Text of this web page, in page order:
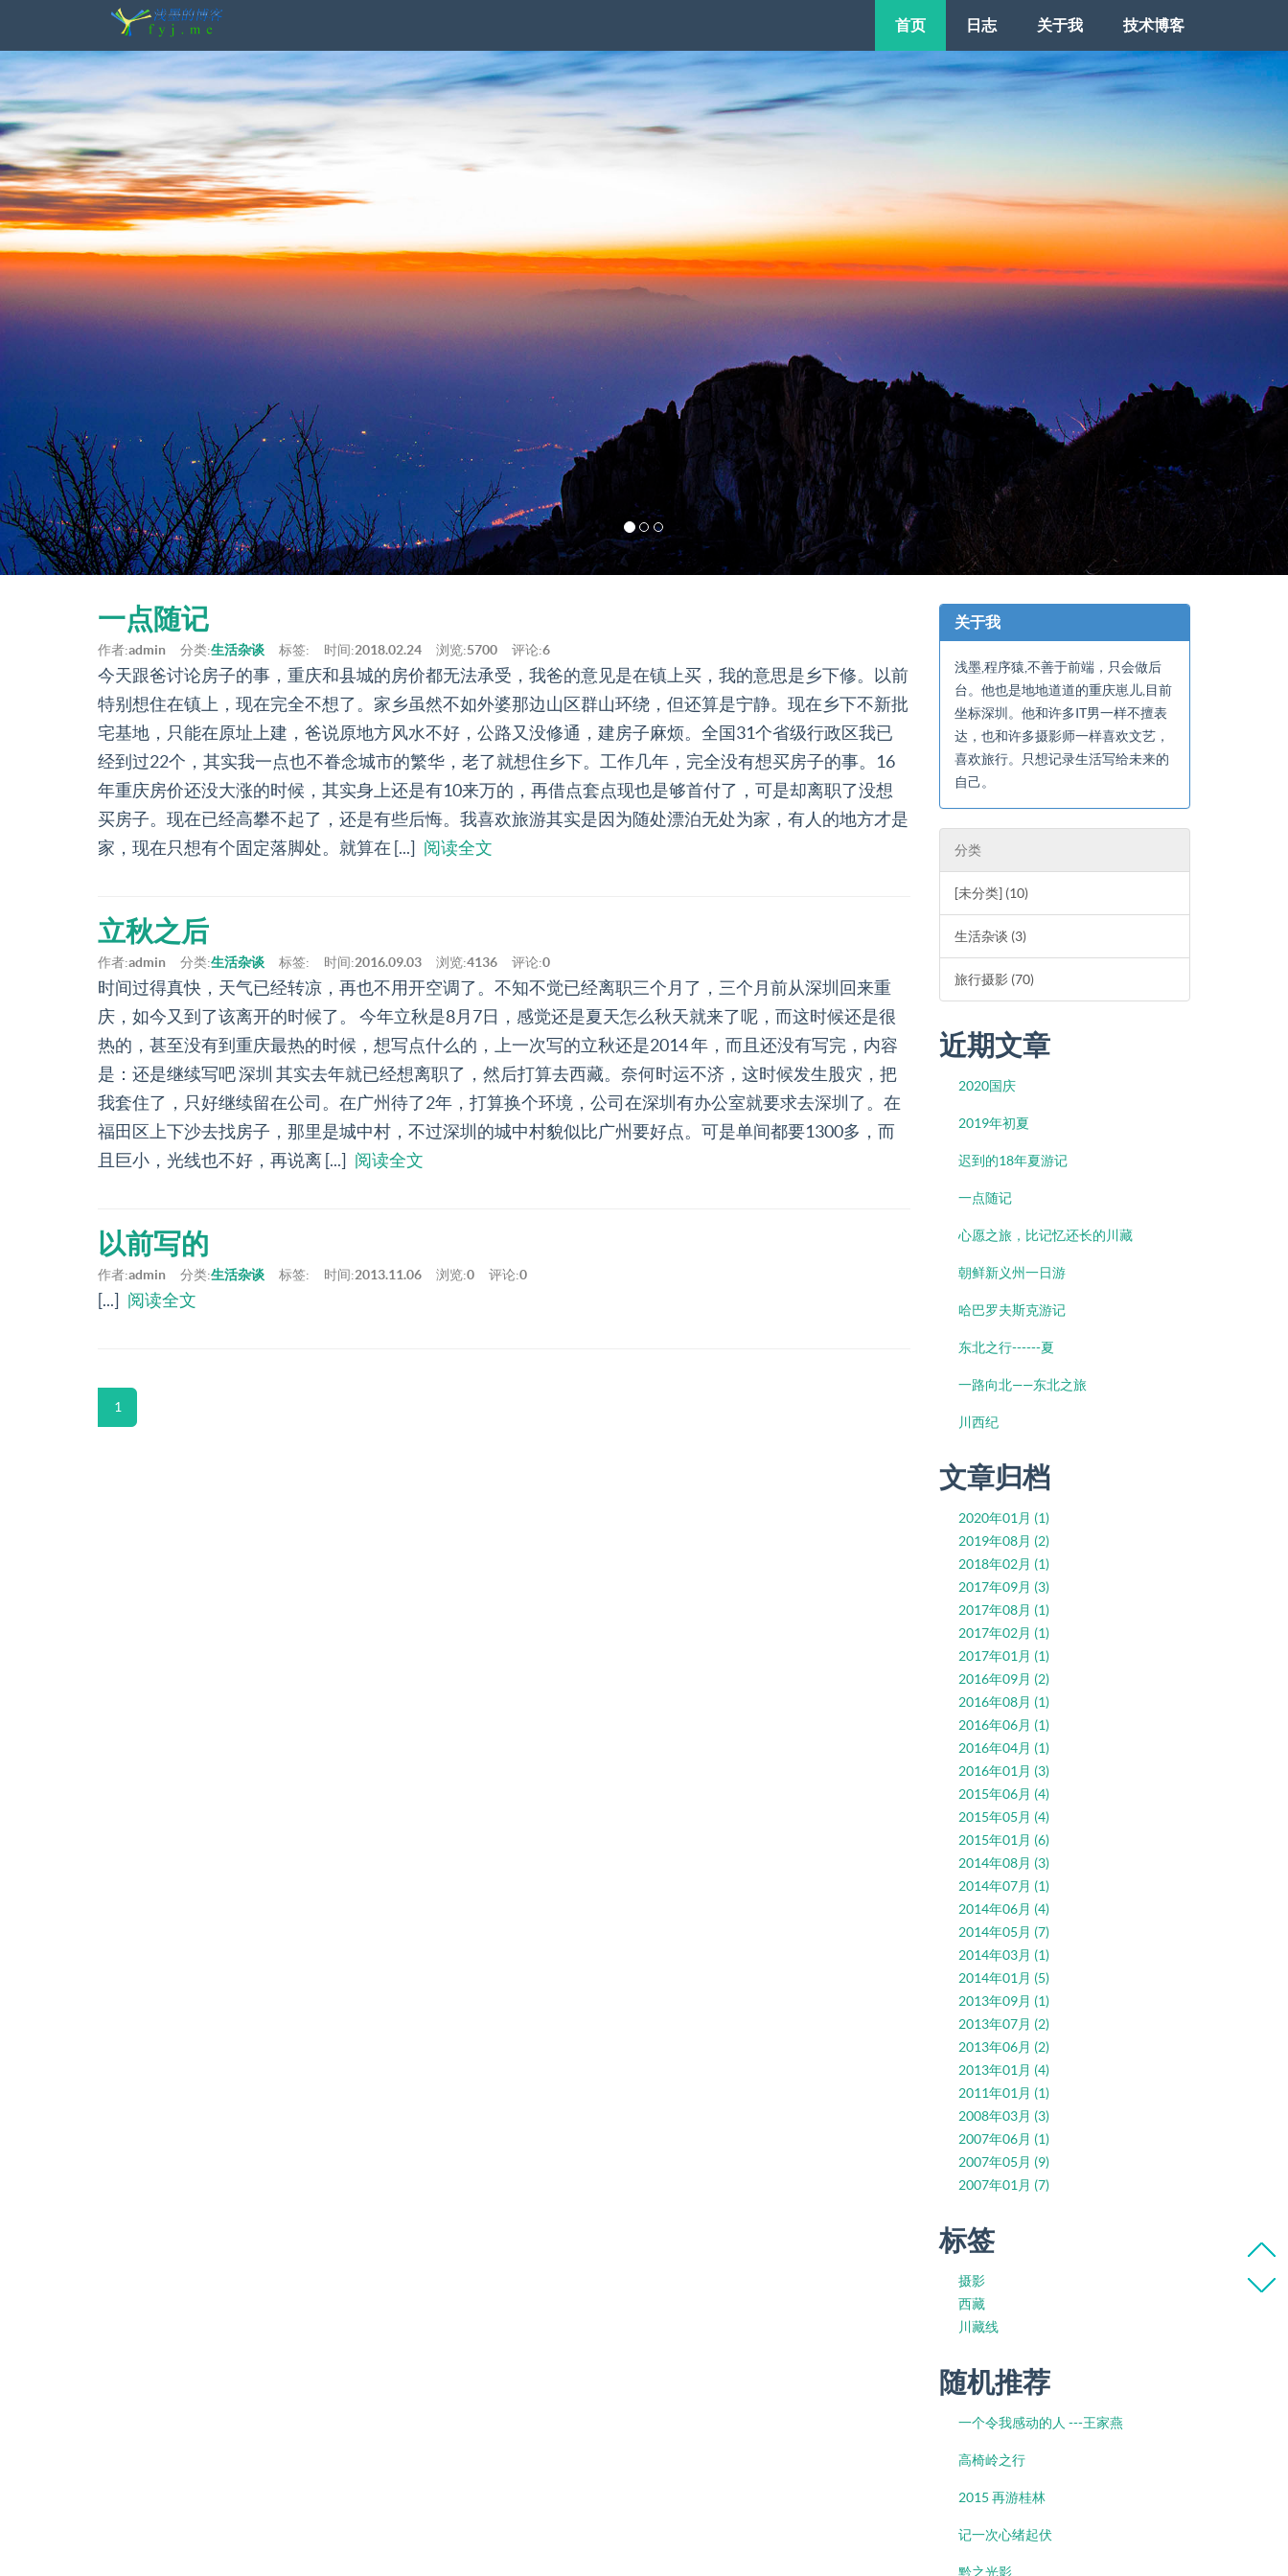
首页 日志 关于我 技术博客
一点随记
作者:admin 分类:生活杂谈 标签: 时间:2018.02.24 浏览:5700 评论:6
今天跟爸讨论房子的事，重庆和县城的房价都无法承受，我爸的意见是在镇上买，我的意思是乡下修。以前
特别想住在镇上，现在完全不想了。家乡虽然不如外婆那边山区群山环绕，但还算是宁静。现在乡下不新批
宅基地，只能在原址上建，爸说原地方风水不好，公路又没修通，建房子麻烦。全国31个省级行政区我已
经到过22个，其实我一点也不眷念城市的繁华，老了就想住乡下。工作几年，完全没有想买房子的事。16
年重庆房价还没大涨的时候，其实身上还是有10来万的，再借点套点现也是够首付了，可是却离职了没想
买房子。现在已经高攀不起了，还是有些后悔。我喜欢旅游其实是因为随处漂泊无处为家，有人的地方才是
家，现在只想有个固定落脚处。就算在 [...] 阅读全文
立秋之后
作者:admin 分类:生活杂谈 标签: 时间:2016.09.03 浏览:4136 评论:0
时间过得真快，天气已经转凉，再也不用开空调了。不知不觉已经离职三个月了，三个月前从深圳回来重
庆，如今又到了该离开的时候了。 今年立秋是8月7日，感觉还是夏天怎么秋天就来了呢，而这时候还是很
热的，甚至没有到重庆最热的时候，想写点什么的，上一次写的立秋还是2014 年，而且还没有写完，内容
是：还是继续写吧 深圳 其实去年就已经想离职了，然后打算去西藏。奈何时运不济，这时候发生股灾，把
我套住了，只好继续留在公司。在广州待了2年，打算换个环境，公司在深圳有办公室就要求去深圳了。在
福田区上下沙去找房子，那里是城中村，不过深圳的城中村貌似比广州要好点。可是单间都要1300多，而
且巨小，光线也不好，再说离 [...] 阅读全文
以前写的
作者:admin 分类:生活杂谈 标签: 时间:2013.11.06 浏览:0 评论:0
[...] 阅读全文
1
关于我
浅墨,程序猿,不善于前端，只会做后
台。他也是地地道道的重庆崽儿,目前
坐标深圳。他和许多IT男一样不擅表
达，也和许多摄影师一样喜欢文艺，
喜欢旅行。只想记录生活写给未来的
自己。
分类
[未分类] (10)
生活杂谈 (3)
旅行摄影 (70)
近期文章
2020国庆
2019年初夏
迟到的18年夏游记
一点随记
心愿之旅，比记忆还长的川藏
朝鲜新义州一日游
哈巴罗夫斯克游记
东北之行------夏
一路向北——东北之旅
川西纪
文章归档
2020年01月 (1)
2019年08月 (2)
2018年02月 (1)
2017年09月 (3)
2017年08月 (1)
2017年02月 (1)
2017年01月 (1)
2016年09月 (2)
2016年08月 (1)
2016年06月 (1)
2016年04月 (1)
2016年01月 (3)
2015年06月 (4)
2015年05月 (4)
2015年01月 (6)
2014年08月 (3)
2014年07月 (1)
2014年06月 (4)
2014年05月 (7)
2014年03月 (1)
2014年01月 (5)
2013年09月 (1)
2013年07月 (2)
2013年06月 (2)
2013年01月 (4)
2011年01月 (1)
2008年03月 (3)
2007年06月 (1)
2007年05月 (9)
2007年01月 (7)
标签
摄影
西藏
川藏线
随机推荐
一个令我感动的人 ---王家燕
高椅岭之行
2015 再游桂林
记一次心绪起伏
黔之光影